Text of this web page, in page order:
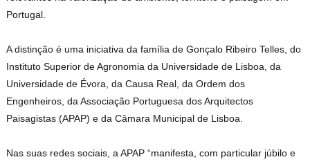
Portugal.
A distinção é uma iniciativa da família de Gonçalo Ribeiro Telles, do
Instituto Superior de Agronomia da Universidade de Lisboa, da
Universidade de Évora, da Causa Real, da Ordem dos
Engenheiros, da Associação Portuguesa dos Arquitectos
Paisagistas (APAP) e da Câmara Municipal de Lisboa.
Nas suas redes sociais, a APAP “manifesta, com particular júbilo e